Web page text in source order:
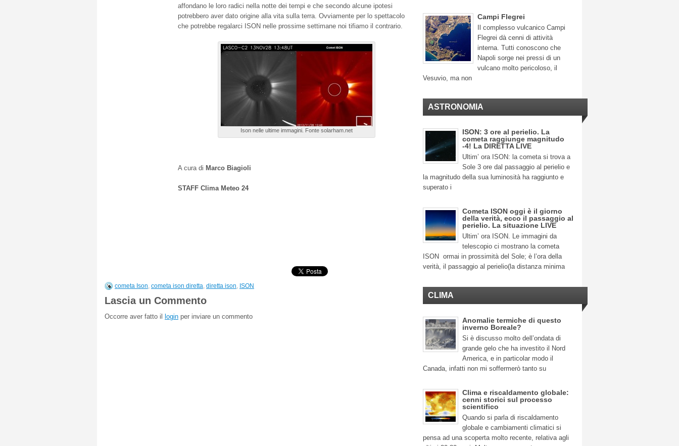
affondano le loro radici nella notte dei tempi e che secondo alcune ipotesi
potrebbero aver dato origine alla vita sulla terra. Ovviamente per lo spettacolo
che potrebbe regalarci ISON nelle prossime settimane noi tifiamo il contrario.
Ison nelle ultime immagini. Fonte solarham.net
A cura di Marco Biagioli
STAFF Clima Meteo 24
cometa Ison, cometa ison diretta, diretta ison, ISON
Lascia un Commento
Occorre aver fatto il login per inviare un commento
Campi Flegrei
Il complesso vulcanico Campi
Flegrei dà cenni di attività
interna. Tutti conoscono che
Napoli sorge nei pressi di un
vulcano molto pericoloso, il
Vesuvio, ma non
ASTRONOMIA
ISON: 3 ore al perielio. La
cometa raggiunge magnitudo
-4! La DIRETTA LIVE
Ultim’ ora ISON: la cometa si trova a
Sole 3 ore dal passaggio al perielio e
la magnitudo della sua luminosità ha raggiunto e
superato i
Cometa ISON oggi è il giorno
della verità, ecco il passaggio al
perielio. La situazione LIVE
Ultim’ ora ISON. Le immagini da
telescopio ci mostrano la cometa
ISON ormai in prossimità del Sole; è l’ora della
verità, il passaggio al perielio(la distanza minima
CLIMA
Anomalie termiche di questo
inverno Boreale?
Si è discusso molto dell’ondata di
grande gelo che ha investito il Nord
America, e in particolar modo il
Canada, infatti non mi soffermerò tanto su
Clima e riscaldamento globale:
cenni storici sul processo
scientifico
Quando si parla di riscaldamento
globale e cambiamenti climatici si
pensa ad una scoperta molto recente, relativa agli